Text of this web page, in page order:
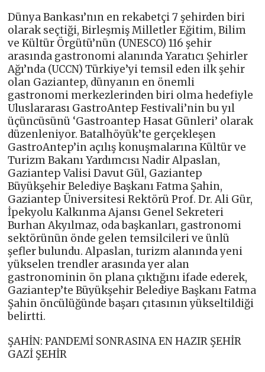
Dünya Bankası’nın en rekabetçi 7 şehirden biri
olarak seçtiği, Birleşmiş Milletler Eğitim, Bilim
ve Kültür Örgütü’nün (UNESCO) 116 şehir
arasında gastronomi alanında Yaratıcı Şehirler
Ağı’nda (UCCN) Türkiye’yi temsil eden ilk şehir
olan Gaziantep, dünyanın en önemli
gastronomi merkezlerinden biri olma hedefiyle
Uluslararası GastroAntep Festivali’nin bu yıl
üçüncüsünü ‘Gastroantep Hasat Günleri’ olarak
düzenleniyor. Batalhöyük’te gerçekleşen
GastroAntep’in açılış konuşmalarına Kültür ve
Turizm Bakanı Yardımcısı Nadir Alpaslan,
Gaziantep Valisi Davut Gül, Gaziantep
Büyükşehir Belediye Başkanı Fatma Şahin,
Gaziantep Üniversitesi Rektörü Prof. Dr. Ali Gür,
İpekyolu Kalkınma Ajansı Genel Sekreteri
Burhan Akyılmaz, oda başkanları, gastronomi
sektörünün önde gelen temsilcileri ve ünlü
şefler bulundu. Alpaslan, turizm alanında yeni
yükselen trendler arasında yer alan
gastronominin ön plana çıktığını ifade ederek,
Gaziantep’te Büyükşehir Belediye Başkanı Fatma
Şahin öncülüğünde başarı çıtasının yükseltildiği
belirtti.
ŞAHİN: PANDEMİ SONRASINA EN HAZIR ŞEHİR
GAZİ ŞEHİR